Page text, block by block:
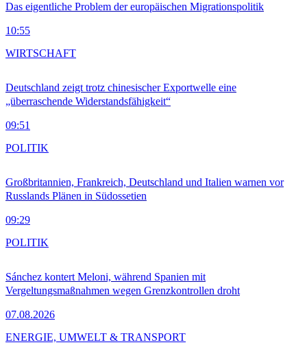
Das eigentliche Problem der europäischen Migrationspolitik
10:55
Deutschland zeigt trotz chinesischer Exportwelle eine
„überraschende Widerstandsfähigkeit“
09:51
WIRTSCHAFT
Großbritannien, Frankreich, Deutschland und Italien warnen vor
Russlands Plänen in Südossetien
09:29
POLITIK
Sánchez kontert Meloni, während Spanien mit
Vergeltungsmaßnahmen wegen Grenzkontrollen droht
07.08.2026
POLITIK
ENERGIE, UMWELT & TRANSPORT